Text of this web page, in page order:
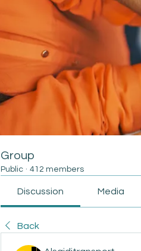
Group
Public · 412 members
Discussion Media
Back